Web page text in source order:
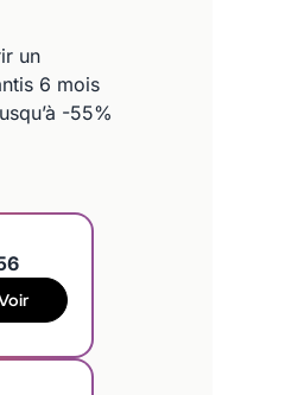
un
6 mois
-55%